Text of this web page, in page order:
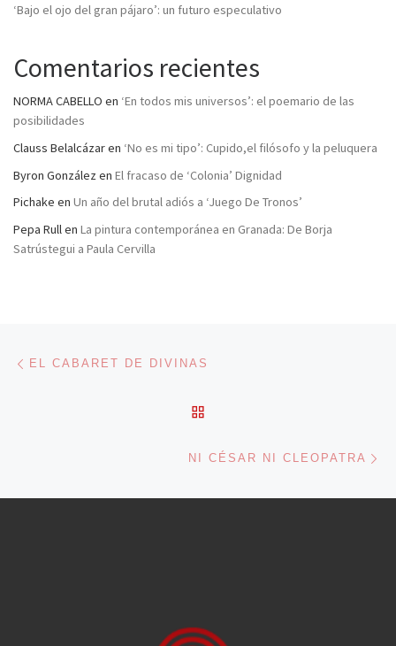
‘Bajo el ojo del gran pájaro’: un futuro especulativo
Comentarios recientes
NORMA CABELLO en ‘En todos mis universos’: el poemario de las
posibilidades
Clauss Belalcázaren ‘No es mi tipo’: Cupido,el filósofo y la peluquera
Byron González en El fracaso de ‘Colonia’ Dignidad
Pichake en Un año del brutal adiós a ‘Juego De Tronos’
Pepa Rullen La pintura contemporánea en Granada: De Borja
Satrústegui a Paula Cervilla
Navegación de entradas
EL CABARET DE DIVINAS
NI CÉSAR NI CLEOPATRA